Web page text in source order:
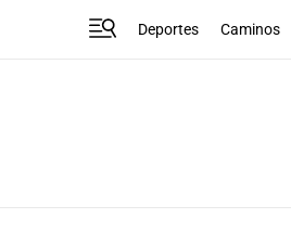
Deportes Caminos